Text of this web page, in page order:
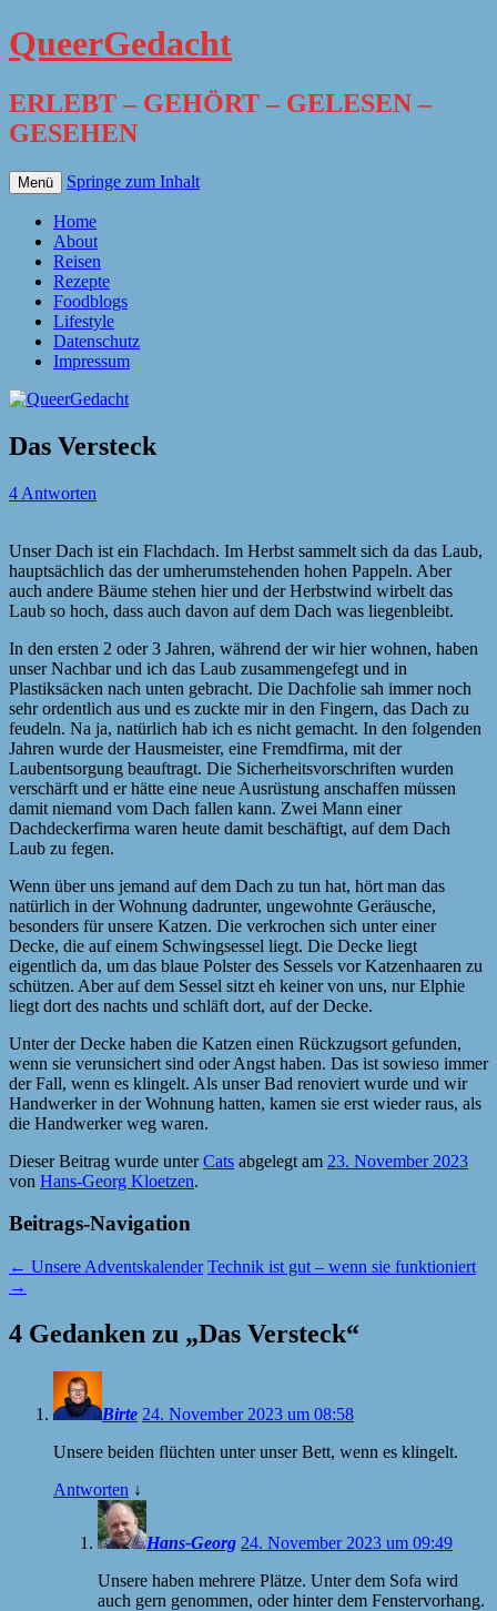
QueerGedacht
ERLEBT – GEHÖRT – GELESEN –
GESEHEN
Menü Springe zum Inhalt
Home
About
Reisen
Rezepte
Foodblogs
Lifestyle
Datenschutz
Impressum
Das Versteck
4 Antworten
Unser Dach ist ein Flachdach. Im Herbst sammelt sich da das Laub,
hauptsächlich das der umherumstehenden hohen Pappeln. Aber
auch andere Bäume stehen hier und der Herbstwind wirbelt das
Laub so hoch, dass auch davon auf dem Dach was liegenbleibt.
In den ersten 2 oder 3 Jahren, während der wir hier wohnen, haben
unser Nachbar und ich das Laub zusammengefegt und in
Plastiksäcken nach unten gebracht. Die Dachfolie sah immer noch
sehr ordentlich aus und es zuckte mir in den Fingern, das Dach zu
feudeln. Na ja, natürlich hab ich es nicht gemacht. In den folgenden
Jahren wurde der Hausmeister, eine Fremdfirma, mit der
Laubentsorgung beauftragt. Die Sicherheitsvorschriften wurden
verschärft und er hätte eine neue Ausrüstung anschaffen müssen
damit niemand vom Dach fallen kann. Zwei Mann einer
Dachdeckerfirma waren heute damit beschäftigt, auf dem Dach
Laub zu fegen.
Wenn über uns jemand auf dem Dach zu tun hat, hört man das
natürlich in der Wohnung dadrunter, ungewohnte Geräusche,
besonders für unsere Katzen. Die verkrochen sich unter einer
Decke, die auf einem Schwingsessel liegt. Die Decke liegt
eigentlich da, um das blaue Polster des Sessels vor Katzenhaaren zu
schützen. Aber auf dem Sessel sitzt eh keiner von uns, nur Elphie
liegt dort des nachts und schläft dort, auf der Decke.
Unter der Decke haben die Katzen einen Rückzugsort gefunden,
wenn sie verunsichert sind oder Angst haben. Das ist sowieso immer
der Fall, wenn es klingelt. Als unser Bad renoviert wurde und wir
Handwerker in der Wohnung hatten, kamen sie erst wieder raus, als
die Handwerker weg waren.
Dieser Beitrag wurde unterCats abgelegt am 23. November 2023
von Hans-Georg Kloetzen.
Beitrags-Navigation
← Unsere Adventskalender Technik ist gut – wenn sie funktioniert
→
4 Gedanken zu „Das Versteck“
Birte 24. November 2023 um 08:58
Unsere beiden flüchten unter unser Bett, wenn es klingelt.
Antworten ↓
Hans-Georg 24. November 2023 um 09:49
Unsere haben mehrere Plätze. Unter dem Sofa wird
auch gern genommen, oder hinter dem Fenstervorhang.